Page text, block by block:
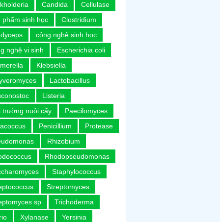
Candida
Cellulase
phẩm sinh học
Clostridium
công nghệ sinh học
nghệ vi sinh
Escherichia coli
Klebsiella
Lactobacillus
Listeria
trường nuôi cấy
Paecilomyces
Penicillium
Protease
Rhizobium
Rhodopseudomonas
Staphylococcus
Streptomyces
sp
Trichoderma
Xylanase
Yersinia